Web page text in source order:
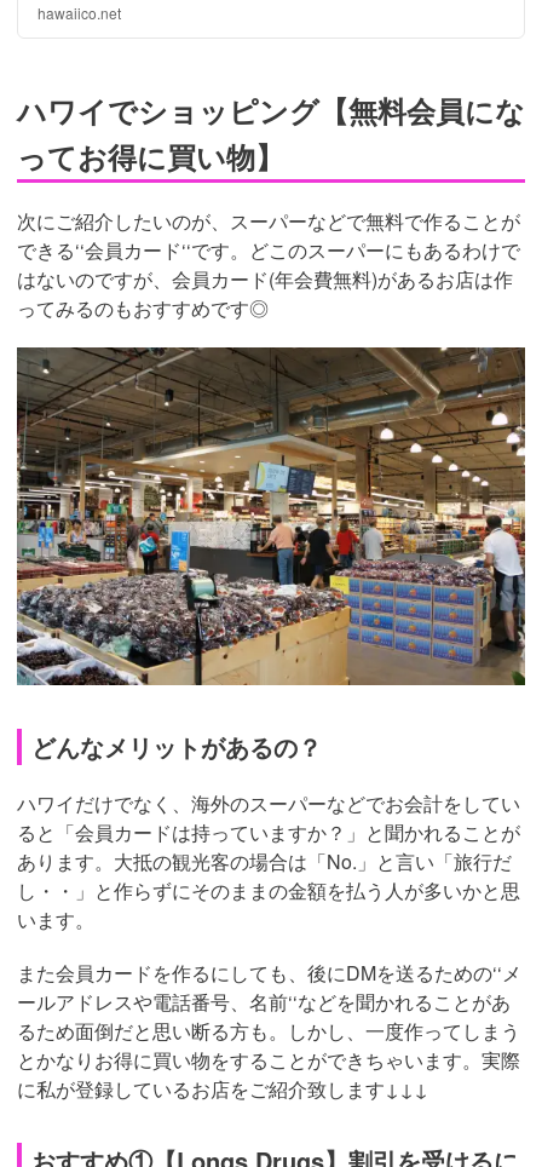
hawaiico.net
ハワイでショッピング【無料会員にな
ってお得に買い物】
次にご紹介したいのが、スーパーなどで無料で作ることが
できる‘‘会員カード‘‘です。どこのスーパーにもあるわけで
はないのですが、会員カード(年会費無料)があるお店は作
ってみるのもおすすめです◎
どんなメリットがあるの？
ハワイだけでなく、海外のスーパーなどでお会計をしてい
ると「会員カードは持っていますか？」と聞かれることが
あります。大抵の観光客の場合は「No.」と言い「旅行だ
し・・」と作らずにそのままの金額を払う人が多いかと思
います。
また会員カードを作るにしても、後にDMを送るための‘‘メ
ールアドレスや電話番号、名前‘‘などを聞かれることがあ
るため面倒だと思い断る方も。しかし、一度作ってしまう
とかなりお得に買い物をすることができちゃいます。実際
に私が登録しているお店をご紹介致します↓↓↓